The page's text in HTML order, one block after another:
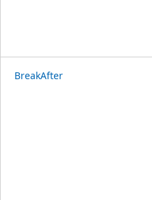
BreakAfter